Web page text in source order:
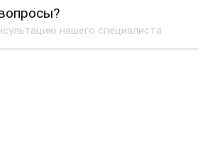
нашего специалиста